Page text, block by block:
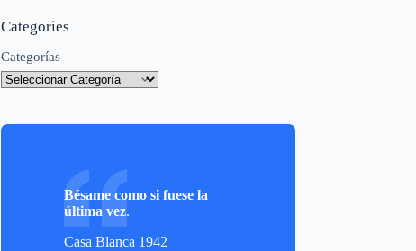
Categories
Categorías
Bésame como si fuese la
última vez.
Casa Blanca 1942